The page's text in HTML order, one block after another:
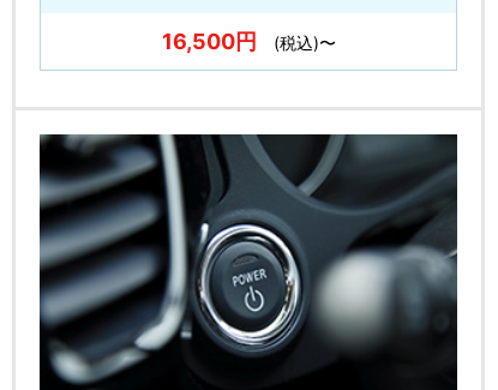
16,500円 (税込)〜